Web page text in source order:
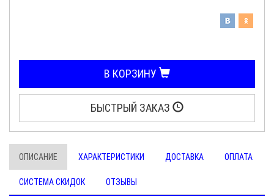
В КОРЗИНУ
БЫСТРЫЙ ЗАКАЗ
ОПИСАНИЕ ХАРАКТЕРИСТИКИ ДОСТАВКА ОПЛАТА
СИСТЕМА СКИДОК ОТЗЫВЫ